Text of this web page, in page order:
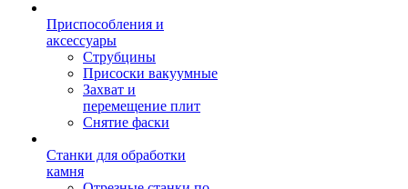
Приспособления и
аксессуары
Струбцины
Присоски вакуумные
Захват и
перемещение плит
Снятие фаски
Станки для обработки
камня